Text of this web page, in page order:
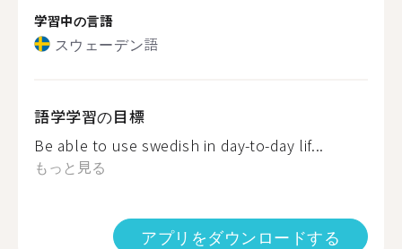
学習中の言語
スウェーデン語
語学学習の目標
Be able to use swedish in day-to-day lif...
もっと見る
アプリをダウンロードする